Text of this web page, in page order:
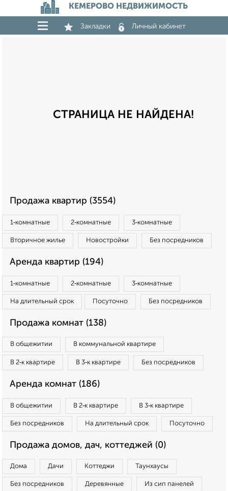
КЕМЕРОВО НЕДВИЖИМОСТЬ
Закладки Личный кабинет
СТРАНИЦА НЕ НАЙДЕНА!
Продажа квартир (3554)
1‑комнатные 2‑комнатные 3‑комнатные
Вторичное жилье Новостройки Без посредников
Аренда квартир (194)
1‑комнатные 2‑комнатные 3‑комнатные
На длительный срок Посуточно Без посредников
Продажа комнат (138)
В общежитии В коммунальной квартире
В 2‑к квартире В 3‑к квартире Без посредников
Аренда комнат (186)
В общежитии В 2‑к квартире В 3‑к квартире
Без посредников На длительный срок Посуточно
Продажа домов, дач, коттеджей (0)
Дома Дачи Коттеджи Таунхаусы
Без посредников Деревянные Из сип панелей